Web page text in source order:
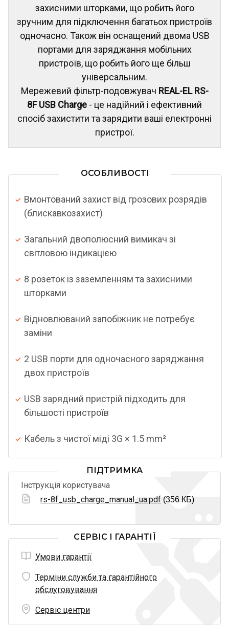
захисними шторками, що робить його
зручним для підключення багатьох пристроїв
одночасно. Також він оснащений двома USB
портами для заряджання мобільних
пристроїв, що робить його ще більш
універсальним.
Мережевий фільтр-подовжувач REAL-EL RS-
8F USB Charge - це надійний і ефективний
спосіб захистити та зарядити ваші електронні
пристрої.
ОСОБЛИВОСТІ
Вмонтований захист від грозових розрядів
(блискавкозахист)
Загальний двополюсний вимикач зі
світловою індикацією
8 розеток із заземленням та захисними
шторками
Відновлюваний запобіжник не потребує
заміни
2 USB порти для одночасного заряджання
двох пристроїв
USB зарядний пристрій підходить для
більшості пристроїв
Кабель з чистої міді 3G × 1.5 mm²
ПІДТРИМКА
Інструкція користувача
rs-8f_usb_charge_manual_ua.pdf (356 КБ)
СЕРВІС І ГАРАНТІЇ
Умови гарантії
Терміни служби та гарантійного
обслуговування
Сервіс центри